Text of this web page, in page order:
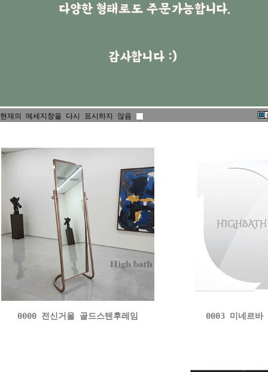
총 55 개의 상품이 있습니다.
0000 전신거울 골드스텐후레임 0003 미네르바
현재의 메세지창을 다시 표시하지 않음